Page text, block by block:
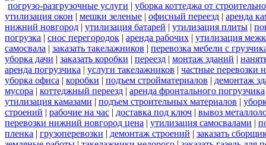
погрузо-разгрузочные услуги | уборка коттеджа от
утилизация окон | мешки зеленые | офисный переезд | аренда
нижний новгород | утилизация батарей | утилизация плиты |
погрузка | снос перегородок | аренда рабочих | утилизация
самосвала | заказать такелажников | перевозка мебели с
уборка дачи | заказать коробки | переезд | монтаж зданий |
аренда погрузчика | услуги такелажников | частные перевозки
уборка офиса | коробки | подъем стройматериалов | демонтаж
мусора | коттеджный переезд | аренда фронтального погрузчика
утилизация камазами | подъем строительных материалов |
строений | рабочие на час | доставка под ключ | вывоз
перевозки нижний новгород цена | утилизация самосвалами |
пленка | грузоперевозки | демонтаж строений | заказать